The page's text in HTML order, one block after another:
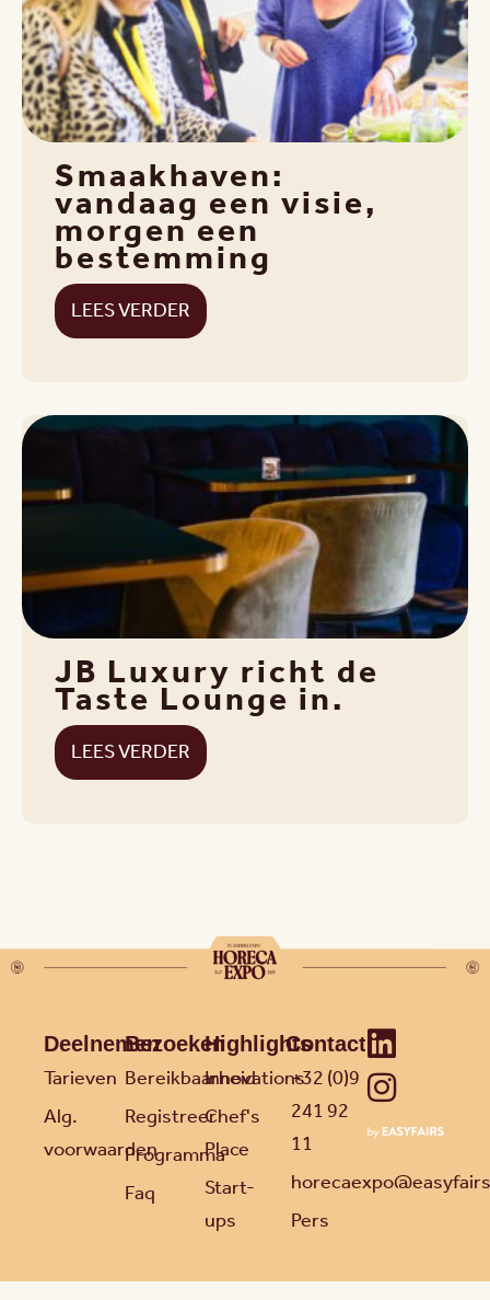
Smaakhaven:
vandaag een visie,
morgen een
bestemming
LEES VERDER
JB Luxury richt de
Taste Lounge in.
LEES VERDER
Deelnemen
Tarieven
Alg.
voorwaarden
Bezoeken
Bereikbaarheid
Registreer
Programma
Faq
Highlights
Innovations
Chef's
Place
Start-
ups
Contact
+32 (0)9
241 92
11
Pers